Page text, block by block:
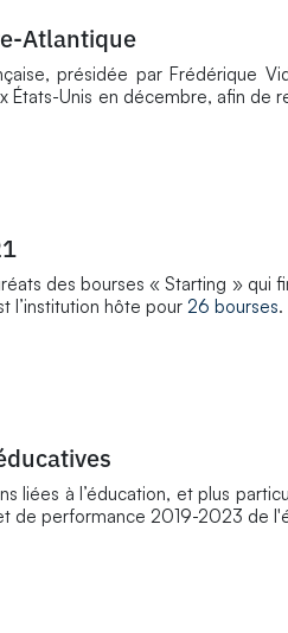
Atlantique
présidée par Frédérique
États-Unis en décembre, afin de
des bourses « Starting » qui
l’institution hôte pour 26 bourses.
liées à l’éducation, et plus
de performance 2019-2023 de